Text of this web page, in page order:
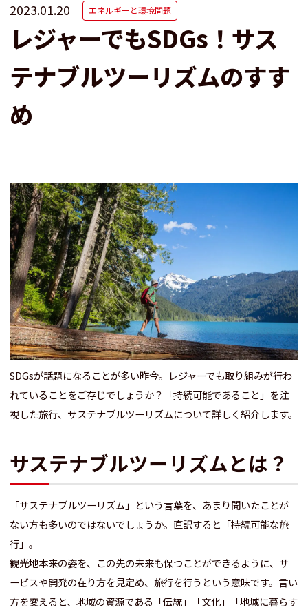
2023.01.20 エネルギーと環境問題
レジャーでもSDGs！サス
テナブルツーリズムのすす
め
SDGsが話題になることが多い昨今。レジャーでも取り組みが行わ
れていることをご存じでしょうか？ 「持続可能であること」を注
視した旅行、サステナブルツーリズムについて詳しく紹介します。
サステナブルツーリズムとは？
「サステナブルツーリズム」という言葉を、あまり聞いたことが
ない方も多いのではないでしょうか。 直訳すると「持続可能な旅
行」。
観光地本来の姿を、この先の未来も保つことができるように、サ
ービスや開発の在り方を見定め、旅行を行うという意味です。 言い
方を変えると、地域の資源である「伝統」「文化」「地域に暮らす